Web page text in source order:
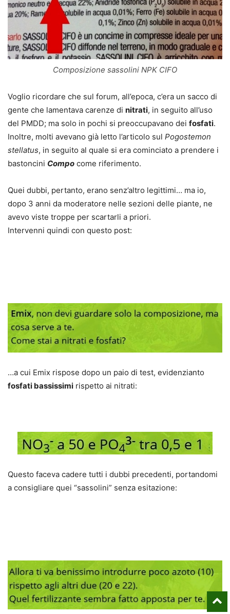
Composizione sassolini NPK CIFO
Voglio ricordare che sul forum, all’epoca, c’era un sacco di
gente che lamentava carenze di nitrati, in seguito all’uso
del PMDD; ma solo in pochi si preoccupavano dei fosfati.
Inoltre, molti avevano già letto l’articolo sul Pogostemon
stellatus, in seguito al quale si era cominciato a prendere i
bastoncini Compo come riferimento.
Quei dubbi, pertanto, erano senz’altro legittimi… ma io,
dopo 3 anni da moderatore nelle sezioni delle piante, ne
avevo viste troppe per scartarli a priori.
Intervenni quindi con questo post:
…a cui Emix rispose dopo un paio di test, evidenzianto
fosfati bassissimi rispetto ai nitrati:
Questo faceva cadere tutti i dubbi precedenti, portandomi
a consigliare quei “sassolini” senza esitazione: